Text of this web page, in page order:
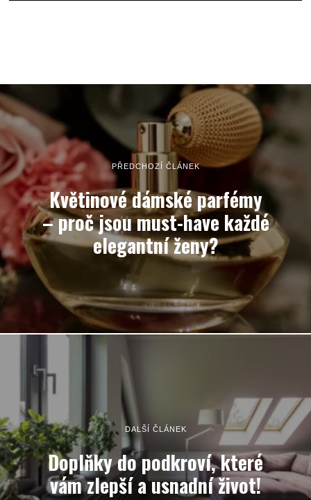
PŘEDCHOZÍ ČLÁNEK
Květinové dámské parfémy
– proč jsou must-have každé
elegantní ženy?
DALŠÍ ČLÁNEK
Doplňky do podkroví, které
vám zlepší a usnadní život!